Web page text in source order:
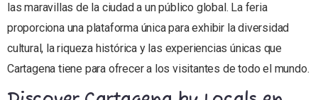
las maravillas de la ciudad a un público global. La feria
proporciona una plataforma única para exhibir la diversidad
cultural, la riqueza histórica y las experiencias únicas que
Cartagena tiene para ofrecer a los visitantes de todo el mundo.